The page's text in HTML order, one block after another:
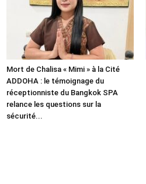
Mort de Chalisa « Mimi » à la Cité
ADDOHA : le témoignage du
réceptionniste du Bangkok SPA
relance les questions sur la
sécurité...